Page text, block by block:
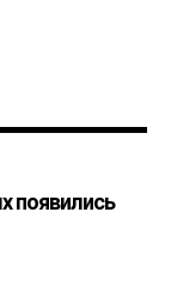
появились